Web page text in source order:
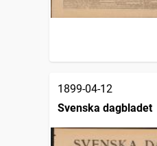
1899-04-12
Svenska dagbladet